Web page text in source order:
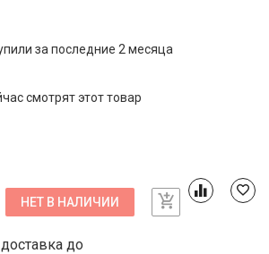
за последние 2 месяца
смотрятэтот товар
НЕТ В НАЛИЧИИ
до